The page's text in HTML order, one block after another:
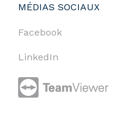
MÉDIAS SOCIAUX
Facebook
LinkedIn